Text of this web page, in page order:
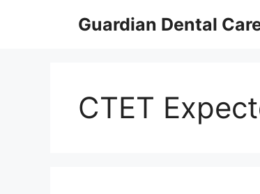
Guardian Dental
CTET